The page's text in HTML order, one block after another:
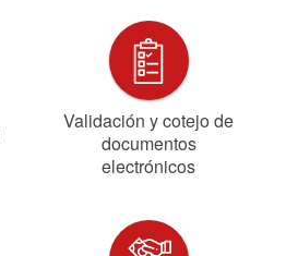
Validación y cotejo de
documentos
electrónicos